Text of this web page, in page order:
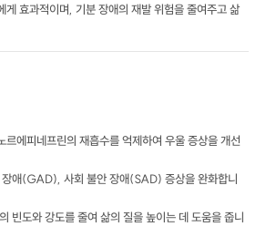
게 효과적이며, 기분 장애의 재발 위험을 줄여주고 삶
에피네프린의 재흡수를 억제하여 우울 증상을 개선
애(GAD), 사회 불안 장애(SAD) 증상을 완화합니
빈도와 강도를 줄여 삶의 질을 높이는 데 도움을 줍니